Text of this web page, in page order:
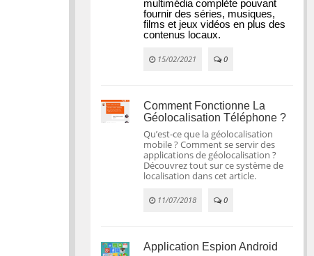
multimédia complète pouvant
fournir des séries, musiques,
films et jeux vidéos en plus des
contenus locaux.
15/02/2021 0
Comment Fonctionne La
Géolocalisation Téléphone ?
Qu’est-ce que la géolocalisation
mobile ? Comment se servir des
applications de géolocalisation ?
Découvrez tout sur ce système de
localisation dans cet article.
11/07/2018 0
Application Espion Android